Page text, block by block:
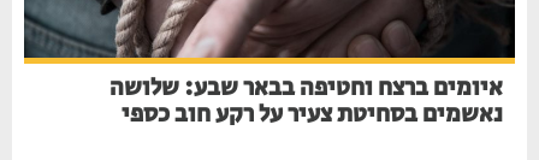
איומים ברצח וחטיפה בבאר שבע: שלושה
נאשמים בסחיטת צעיר על רקע חוב כספי